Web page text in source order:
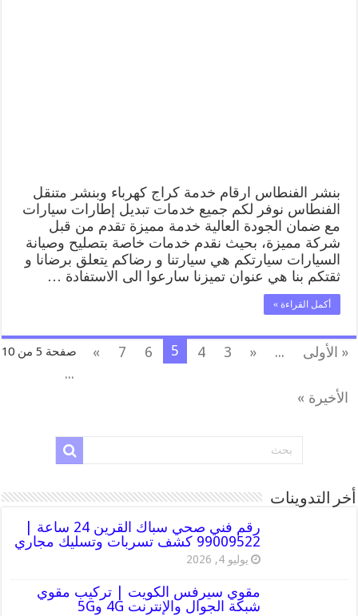
بنشر الفنطاس ارقام خدمة كراج كهرباء وبنشر متنقل
الفنطاس نوفر لكم جميع خدمات تبديل إطارات سيارات
مع ضمان الجودة العالية خدمة مميزة تقدم من قبل
شركة مميزة، بحيث نقدم خدمات خاصة بتصليح وصيانة
السيارات سيارتكم هي سيارتنا و رضاكم يتعلق برضانا و
ثقتكم بنا هي عنوان تميزنا سارعوا الى الاستفادة …
أكمل القراءة »
صفحة 5 من 10 « الأولى ...
«
3
4
5
6
7
»
...
الأخيرة »
أخر التدوينات
رقم فني صحي سباك القرين 24 ساعة |
99009522 كشف تسربات وتسليك مجاري
يوليو 4, 2026
مقوي سيرفس الكويت | تركيب مقوي
شبكة الجوال والإنترنت 4G و5G